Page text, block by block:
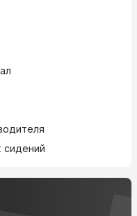
сидений